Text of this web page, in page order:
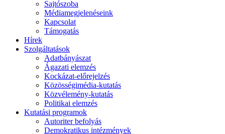
Sajtószoba
Médiamegjelenéseink
Kapcsolat
Támogatás
Hírek
Szolgáltatások
Adatbányászat
Ágazati elemzés
Kockázat-előrejelzés
Közösségimédia-kutatás
Közvélemény-kutatás
Politikai elemzés
Kutatási programok
Autoriter befolyás
Demokratikus intézmények